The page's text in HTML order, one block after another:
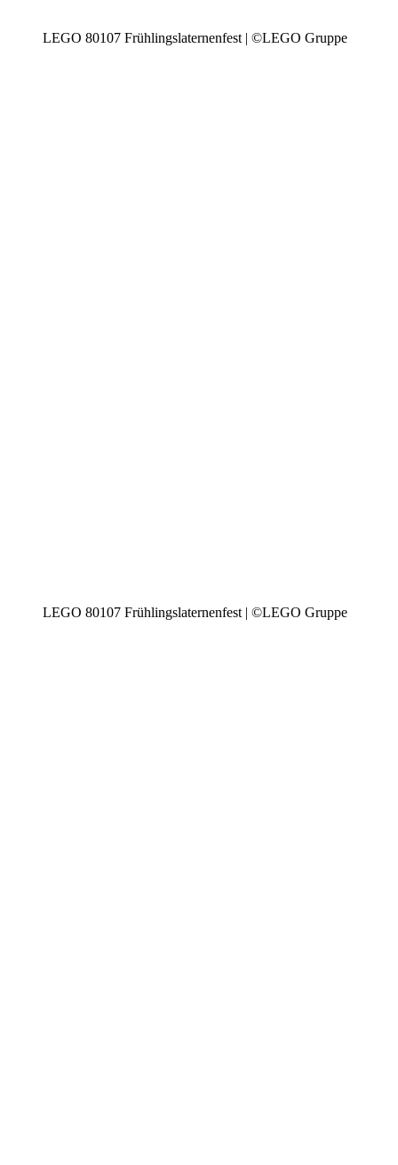
LEGO 80107 Frühlingslaternenfest | ©LEGO Gruppe
LEGO 80107 Frühlingslaternenfest | ©LEGO Gruppe